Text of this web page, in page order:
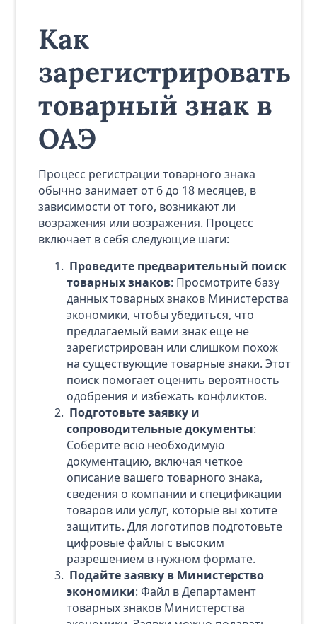
Как
зарегистрировать
товарный знак в
ОАЭ
Процесс регистрации товарного знака
обычно занимает от 6 до 18 месяцев, в
зависимости от того, возникают ли
возражения или возражения. Процесс
включает в себя следующие шаги:
Проведите предварительный поиск
товарных знаков: Просмотрите базу
данных товарных знаков Министерства
экономики, чтобы убедиться, что
предлагаемый вами знак еще не
зарегистрирован или слишком похож
на существующие товарные знаки. Этот
поиск помогает оценить вероятность
одобрения и избежать конфликтов.
Подготовьте заявку и
сопроводительные документы:
Соберите всю необходимую
документацию, включая четкое
описание вашего товарного знака,
сведения о компании и спецификации
товаров или услуг, которые вы хотите
защитить. Для логотипов подготовьте
цифровые файлы с высоким
разрешением в нужном формате.
Подайте заявку в Министерство
экономики: Файл в Департамент
товарных знаков Министерства